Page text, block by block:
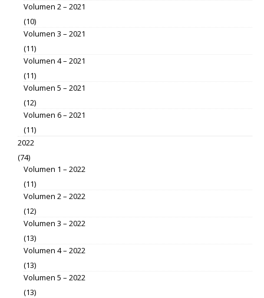
Volumen 2 – 2021
(10)
Volumen 3 – 2021
(11)
Volumen 4 – 2021
(11)
Volumen 5 – 2021
(12)
Volumen 6 – 2021
(11)
2022
(74)
Volumen 1 – 2022
(11)
Volumen 2 – 2022
(12)
Volumen 3 – 2022
(13)
Volumen 4 – 2022
(13)
Volumen 5 – 2022
(13)